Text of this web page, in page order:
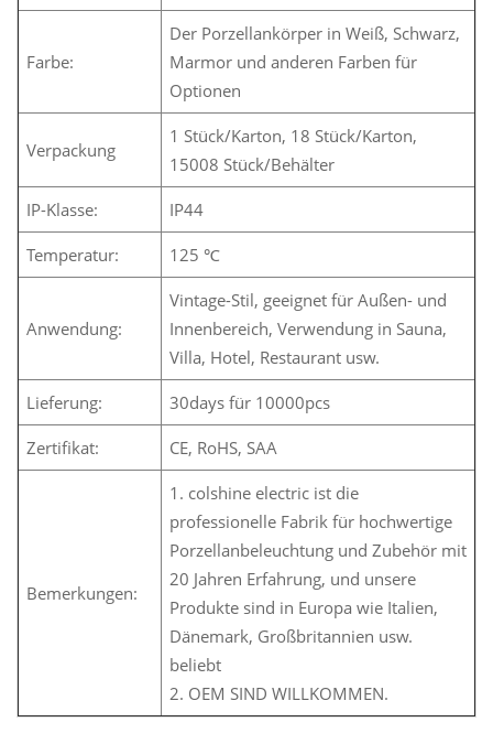
Farbe:
Der Porzellankörper in Weiß, Schwarz,
Marmor und anderen Farben für
Optionen
Verpackung
1 Stück/Karton, 18 Stück/Karton,
15008 Stück/Behälter
IP-Klasse: IP44
Temperatur: 125 ℃
Anwendung:
Vintage-Stil, geeignet für Außen- und
Innenbereich, Verwendung in Sauna,
Villa, Hotel, Restaurant usw.
Lieferung: 30days für 10000pcs
Zertifikat: CE, RoHS, SAA
Bemerkungen:
1. colshine electric ist die
professionelle Fabrik für hochwertige
Porzellanbeleuchtung und Zubehör mit
20 Jahren Erfahrung, und unsere
Produkte sind in Europa wie Italien,
Dänemark, Großbritannien usw.
beliebt
2. OEM SIND WILLKOMMEN.